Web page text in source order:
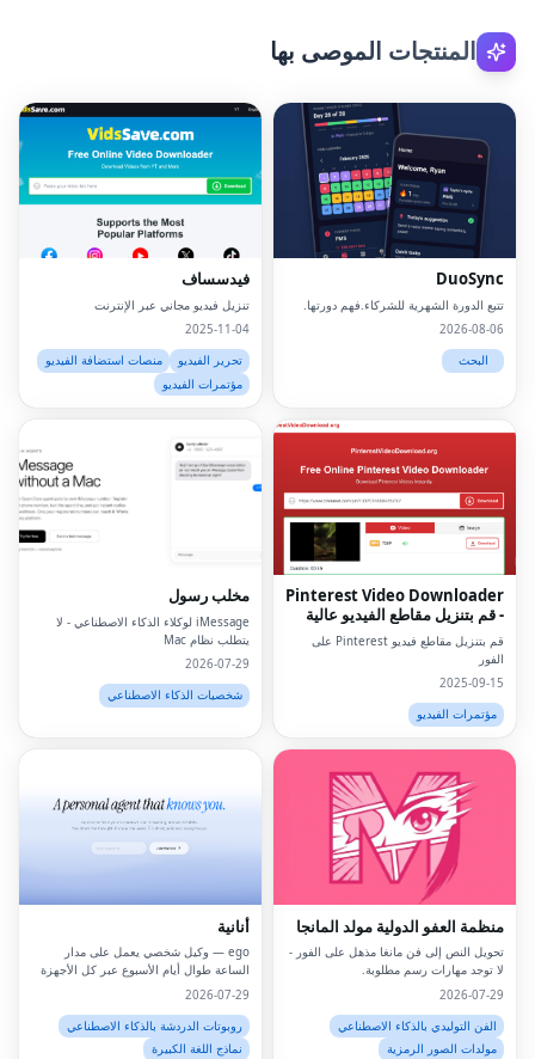
المنتجات الموصى بها
DuoSync
تتبع الدورة الشهرية للشركاء.فهم دورتها.
2026-08-06
البحث
فيدسساف
تنزيل فيديو مجاني عبر الإنترنت
2025-11-04
تحرير الفيديو
منصات استضافة الفيديو
مؤتمرات الفيديو
Pinterest Video Downloader
- قم بتنزيل مقاطع الفيديو عالية
الدقة على الإنترنت
قم بتنزيل مقاطع فيديو Pinterest على
الفور
2025-09-15
مؤتمرات الفيديو
مخلب رسول
iMessage لوكلاء الذكاء الاصطناعي - لا
يتطلب نظام Mac
2026-07-29
شخصيات الذكاء الاصطناعي
منظمة العفو الدولية مولد المانجا
تحويل النص إلى فن مانغا مذهل على الفور -
لا توجد مهارات رسم مطلوبة.
2026-07-29
الفن التوليدي بالذكاء الاصطناعي
مولدات الصور الرمزية
أنانية
ego — وكيل شخصي يعمل على مدار
الساعة طوال أيام الأسبوع عبر كل الأجهزة
2026-07-29
روبوتات الدردشة بالذكاء الاصطناعي
نماذج اللغة الكبيرة